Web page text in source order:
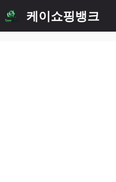
케이쇼핑뱅크